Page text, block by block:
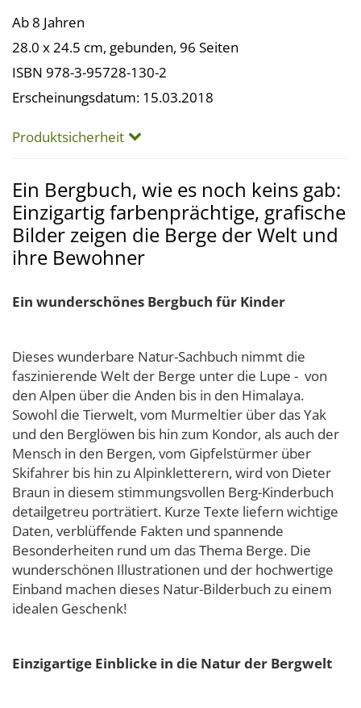
Ab 8 Jahren
28.0 x 24.5 cm, gebunden, 96 Seiten
ISBN 978-3-95728-130-2
Erscheinungsdatum: 15.03.2018
Produktsicherheit
Ein Bergbuch, wie es noch keins gab:
Einzigartig farbenprächtige, grafische
Bilder zeigen die Berge der Welt und
ihre Bewohner
Ein wunderschönes Bergbuch für Kinder
Dieses wunderbare Natur-Sachbuch nimmt die
faszinierende Welt der Berge unter die Lupe - von
den Alpen über die Anden bis in den Himalaya.
Sowohl die Tierwelt, vom Murmeltier über das Yak
und den Berglöwen bis hin zum Kondor, als auch der
Mensch in den Bergen, vom Gipfelstürmer über
Skifahrer bis hin zu Alpinkletterern, wird von Dieter
Braun in diesem stimmungsvollen Berg-Kinderbuch
detailgetreu porträtiert. Kurze Texte liefern wichtige
Daten, verblüffende Fakten und spannende
Besonderheiten rund um das Thema Berge. Die
wunderschönen Illustrationen und der hochwertige
Einband machen dieses Natur-Bilderbuch zu einem
idealen Geschenk!
Einzigartige Einblicke in die Natur der Bergwelt